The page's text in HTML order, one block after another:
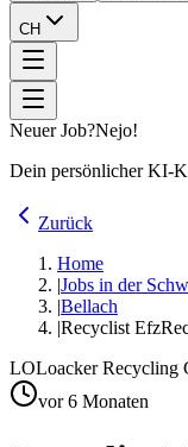
CH
Neuer Job?Nejo!
Dein persönlicher KI-
Zurück
Home
|Jobs in der
|Bellach
|Recyclist Efz
LOLoacker Recycling
vor 6 Monaten